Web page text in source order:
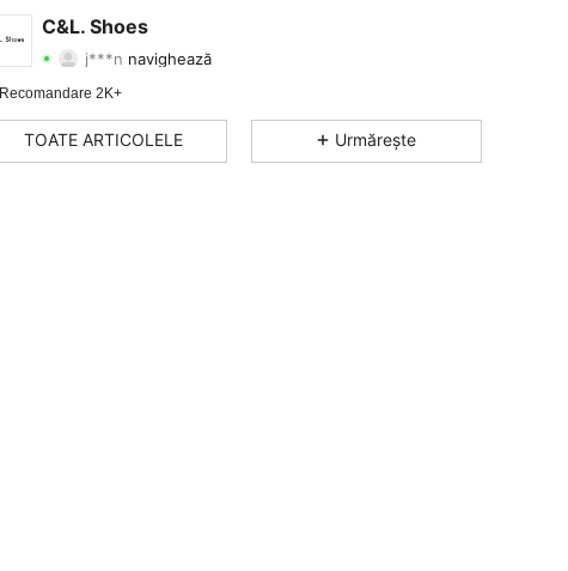
C&L. Shoes
4,90 Evaluare 1Karticole
4,90 1K 2.1K
Recomandare 2K+
TOATE ARTICOLELE Urmărește